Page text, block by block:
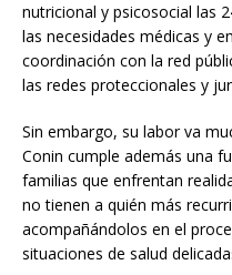
nutricional y psicosocial las
las necesidades médicas y
coordinación con la red
las redes proteccionales y
Sin embargo, su labor va
Conin cumple además una
familias que enfrentan
no tienen a quién más
acompañándolos en el
situaciones de salud